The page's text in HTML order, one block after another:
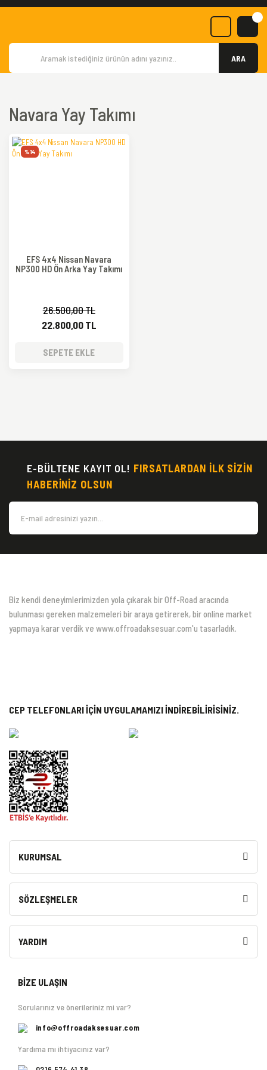
ARA
Navara Yay Takımı
%14
EFS 4x4 Nissan Navara
NP300 HD Ön Arka Yay Takımı
26.500,00 TL
22.800,00 TL
SEPETE EKLE
E-BÜLTENE KAYIT OL! FIRSATLARDAN İLK SİZİN
HABERİNİZ OLSUN
Biz kendi deneyimlerimizden yola çıkarak bir Off-Road aracında
bulunması gereken malzemeleri bir araya getirerek, bir online market
yapmaya karar verdik ve www.offroadaksesuar.com'u tasarladık.
CEP TELEFONLARI İÇİN UYGULAMAMIZI İNDİREBİLİRİSİNİZ.
KURUMSAL
SÖZLEŞMELER
YARDIM
BİZE ULAŞIN
Sorularınız ve önerileriniz mi var?
info@offroadaksesuar.com
Yardıma mı ihtiyacınız var?